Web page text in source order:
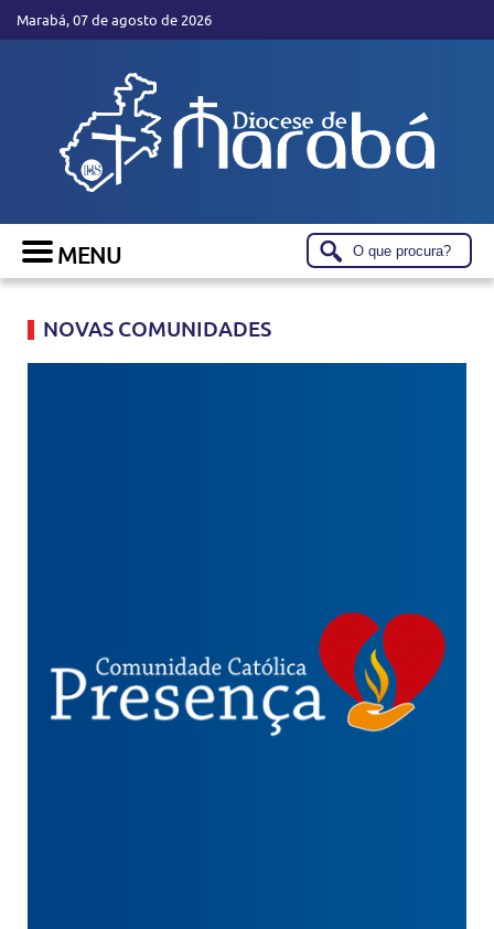
Marabá, 07 de agosto de 2026
NOVAS COMUNIDADES